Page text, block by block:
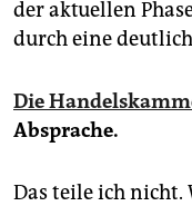
der aktuellen
durch eine
Die
Absprache.
Das teile ich